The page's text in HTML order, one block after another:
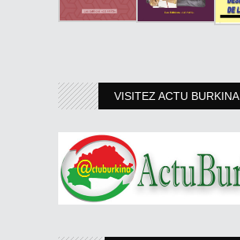
VISITEZ ACTU BURKINA